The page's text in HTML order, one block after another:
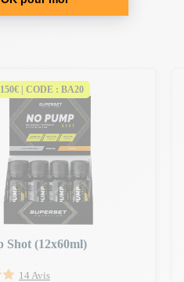
| CODE : BA20
Shot (12x60ml)
14 Avis